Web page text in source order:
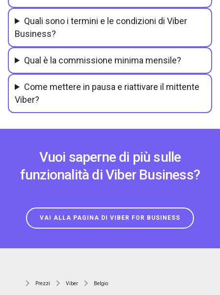
Quali sono i termini e le condizioni di Viber
Business?
Qual è la commissione minima mensile?
Come mettere in pausa e riattivare il mittente
Viber?
Vuoi saperne di più sulle
funzionalità di Viber Business?
VAI ALLA PAGINA DI VIBER FOR BUSINESS
Prezzi Viber Belgio